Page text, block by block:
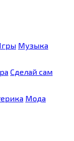
Музыка
Сделай сам
Мода